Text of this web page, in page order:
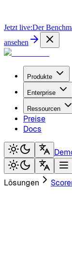
Jetzt live:Der
ansehen
Produkte
Enterprise
Ressourcen
Preise
Docs
Lösungen